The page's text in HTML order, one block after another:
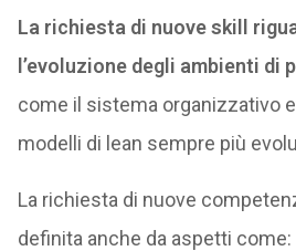
La richiesta di nuove skill
l’evoluzione degli ambienti di
come il sistema organizzativo
modelli di lean sempre più
La richiesta di nuove
definita anche da aspetti come: